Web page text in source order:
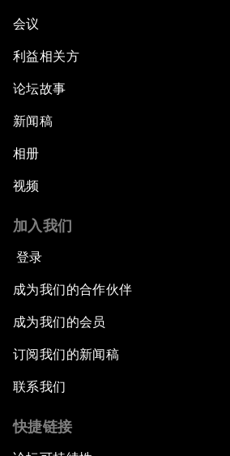
会议
利益相关方
论坛故事
新闻稿
相册
视频
加入我们
登录
成为我们的合作伙伴
成为我们的会员
订阅我们的新闻稿
联系我们
快捷链接